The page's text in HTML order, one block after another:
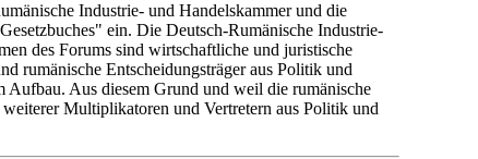
Industrie- und Handelskammer und die
ein. Die Deutsch-Rumänische Industrie-
des Forums sind wirtschaftliche und juristische
rumänische Entscheidungsträger aus Politik und
Aufbau. Aus diesem Grund und weil die rumänische
Multiplikatoren und Vertretern aus Politik und